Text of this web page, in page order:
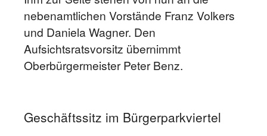
nebenamtlichen Vorstände Franz Volkers
und Daniela Wagner. Den
Aufsichtsratsvorsitz übernimmt
Oberbürgermeister Peter Benz.
Geschäftssitz im Bürgerparkviertel